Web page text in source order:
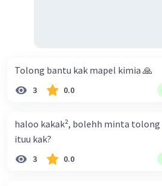
Tolong bantu kak mapel kimia 🙏
3 0.0
haloo kakak², bolehh minta
ituu kak?
3 0.0